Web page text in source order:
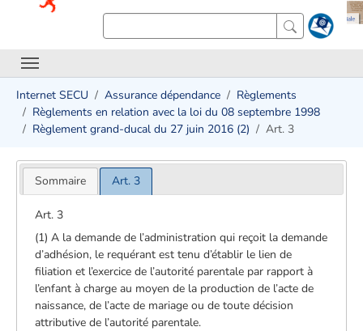
Internet SECU Assurance dépendance
Règlements
Règlements en relation avec la loi du 08 septembre 1998
Règlement grand-ducal du 27 juin 2016 (2)
Art. 3
Sommaire Art. 3
Art. 3
(1) A la demande de l’administration qui reçoit la demande
d’adhésion, le requérant est tenu d’établir le lien de
filiation et l’exercice de l’autorité parentale par rapport à
l’enfant à charge au moyen de la production de l’acte de
naissance, de l’acte de mariage ou de toute décision
attributive de l’autorité parentale.